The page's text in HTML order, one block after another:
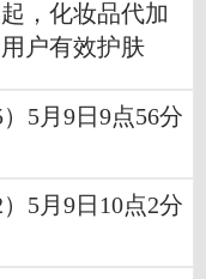
，化妆品代加
户有效护肤
5月9日9点56分
5月9日10点2分